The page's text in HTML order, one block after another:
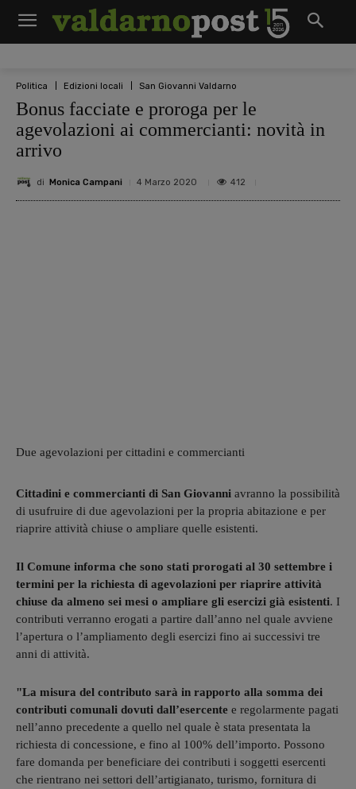
Politica Edizioni locali San Giovanni Valdarno
Bonus facciate e proroga per le
agevolazioni ai commercianti: novità in
arrivo
di Monica Campani 4 Marzo 2020 412
Due agevolazioni per cittadini e commercianti
Cittadini e commercianti di San Giovanni avranno la possibilità
di usufruire di due agevolazioni per la propria abitazione e per
riaprire attività chiuse o ampliare quelle esistenti.
Il Comune informa che sono stati prorogati al 30 settembre i
termini per la richiesta di agevolazioni per riaprire attività
chiuse da almeno sei mesi o ampliare gli esercizi già esistenti. I
contributi verranno erogati a partire dall’anno nel quale avviene
l’apertura o l’ampliamento degli esercizi fino ai successivi tre
anni di attività.
"La misura del contributo sarà in rapporto alla somma dei
contributi comunali dovuti dall’esercente e regolarmente pagati
nell’anno precedente a quello nel quale è stata presentata la
richiesta di concessione, e fino al 100% dell’importo. Possono
fare domanda per beneficiare dei contributi i soggetti esercenti
che rientrano nei settori dell’artigianato, turismo, fornitura di